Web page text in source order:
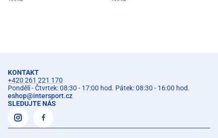
KONTAKT
+420 261 221 170
Pondělí - Čtvrtek: 08:30 - 17:00 hod. Pátek: 08:30 - 16:00 hod.
eshop@intersport.cz
SLEDUJTE NÁS